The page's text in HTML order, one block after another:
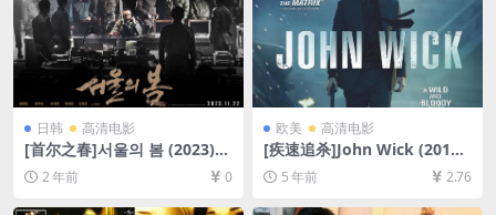
日韩 高清电影
[首尔之春]서울의 봄 (2023)
[百度网盘+夸克网盘1080P超
清未删减资源][网盘在线播放/
下载][MP4/8GB][中文字幕]
2 年前 0
欧美 高清电影
[疾速追杀]John Wick (2014)
[百度网盘+迅雷云盘资源1080
P超清未删减][MP4/6.8GB][中
英字幕]
5 年前 2.76